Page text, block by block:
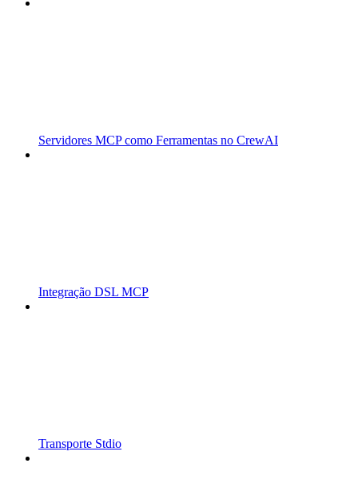
Servidores MCP como Ferramentas no CrewAI
Integração DSL MCP
Transporte Stdio